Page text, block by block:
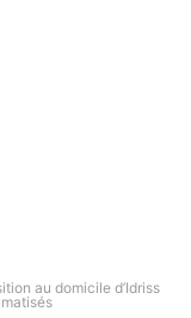
au domicile d’Idriss